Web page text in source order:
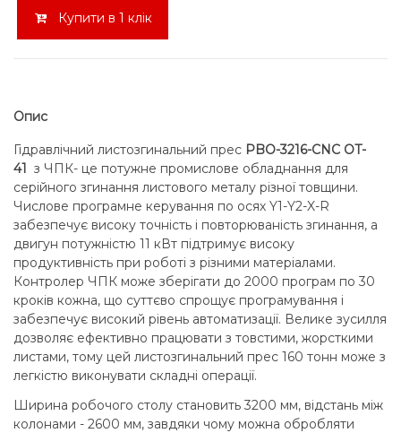
Купити в 1 клік
Опис
Гідравлічний листозгинальний прес PBO-3216-CNC OT-
41
з ЧПК- це потужне промислове обладнання для
серійного згинання листового металу різної товщини.
Числове програмне керування по осях Y1-Y2-X-R
забезпечує високу точність і повторюваність згинання, а
двигун потужністю 11 кВт підтримує високу
продуктивність при роботі з різними матеріалами.
Контролер ЧПК може зберігати до 2000 програм по 30
кроків кожна, що суттєво спрощує програмування і
забезпечує високий рівень автоматизації. Велике зусилля
дозволяє ефективно працювати з товстими, жорсткими
листами, тому цей листозгинальний прес 160 тонн може з
легкістю виконувати складні операції.
Ширина робочого столу становить 3200 мм, відстань між
колонами - 2600 мм, завдяки чому можна обробляти